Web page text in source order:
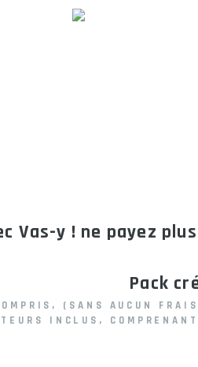
Vas-y ! ne payez
Pack
(SANS AUCUN
INCLUS ,